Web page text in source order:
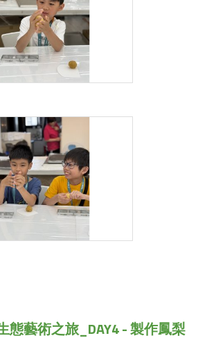
態藝術之旅_DAY4 - 製作鳳梨